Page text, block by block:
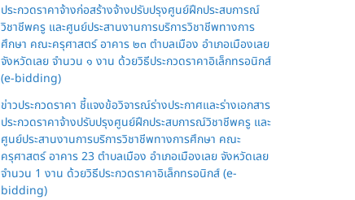
ประกวดราคาจ้างก่อสร้างจ้างปรับปรุงศูนย์ฝึกประสบการณ์
วิชาชีพครู และศูนย์ประสานงานการบริการวิชาชีพทางการ
ศึกษา คณะครุศาสตร์ อาคาร ๒๓ ตำบลเมือง อำเภอเมืองเลย
จังหวัดเลย จำนวน ๑ งาน ด้วยวิธีประกวดราคาอิเล็กทรอนิกส์
(e-bidding)
ข่าวประกวดราคา ชี้แจงข้อวิจารณ์ร่างประกาศและร่างเอกสาร
ประกวดราคาจ้างปรับปรุงศูนย์ฝึกประสบการณ์วิชาชีพครู และ
ศูนย์ประสานงานการบริการวิชาชีพทางการศึกษา คณะ
ครุศาสตร์ อาคาร 23 ตำบลเมือง อำเภอเมืองเลย จังหวัดเลย
จำนวน 1 งาน ด้วยวิธีประกวดราคาอิเล็กทรอนิกส์ (e-
bidding)